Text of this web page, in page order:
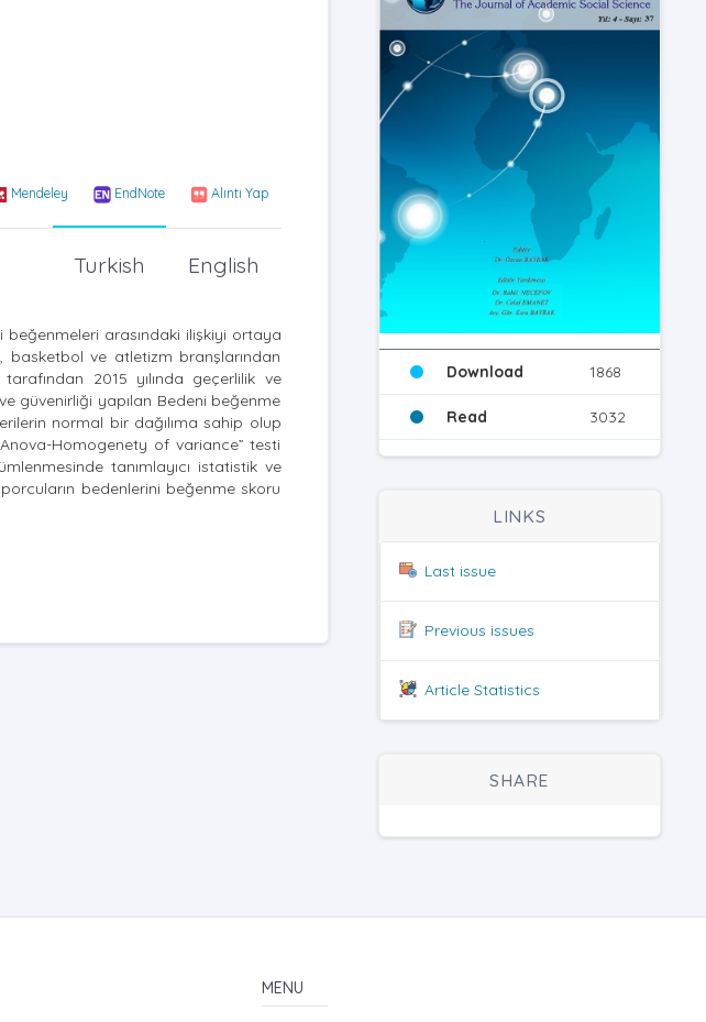
Mendeley EndNote Alıntı Yap
English
Turkish
beğenmeleri arasındaki ilişkiyi ortaya
basketbol ve atletizm branşlarından
2015 yılında geçerlilik ve
güvenirliği yapılan Bedeni beğenme
normal bir dağılıma sahip olup
Homogenety of variance” testi
tanımlayıcı istatistik ve
bedenlerini beğenme skoru
Download 1868
Read 3032
LINKS
Last issue
Previous issues
Article Statistics
SHARE
MENU